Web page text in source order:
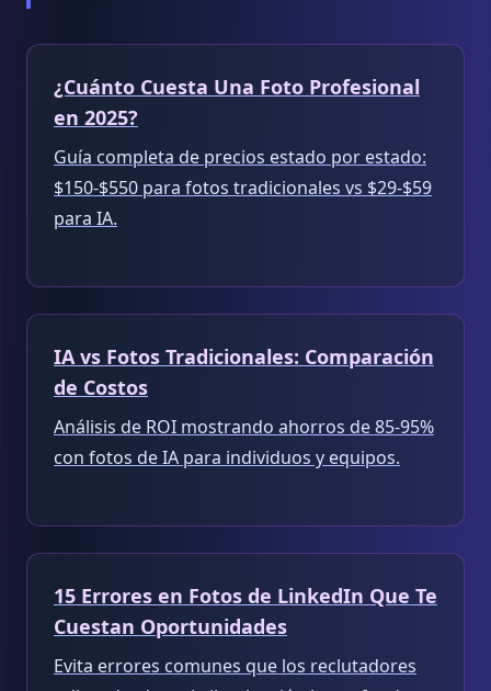
¿Cuánto Cuesta Una Foto Profesional
en 2025?
Guía completa de precios estado por estado:
$150-$550 para fotos tradicionales vs $29-$59
para IA.
IA vs Fotos Tradicionales: Comparación
de Costos
Análisis de ROI mostrando ahorros de 85-95%
con fotos de IA para individuos y equipos.
15 Errores en Fotos de LinkedIn Que Te
Cuestan Oportunidades
Evita errores comunes que los reclutadores